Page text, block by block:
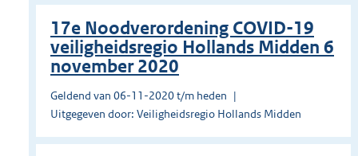
17e Noodverordening COVID-19
veiligheidsregio Hollands Midden 6
november 2020
Geldend van 06-11-2020 t/m heden
Uitgegeven door: Veiligheidsregio Hollands Midden